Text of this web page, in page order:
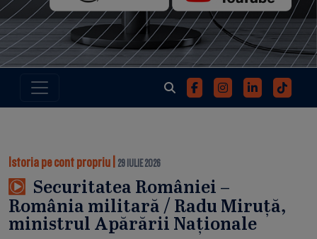
Istoria pe cont propriu 29 IULIE 2026
Securitatea României –
România militară / Radu Miruță,
ministrul Apărării Naționale